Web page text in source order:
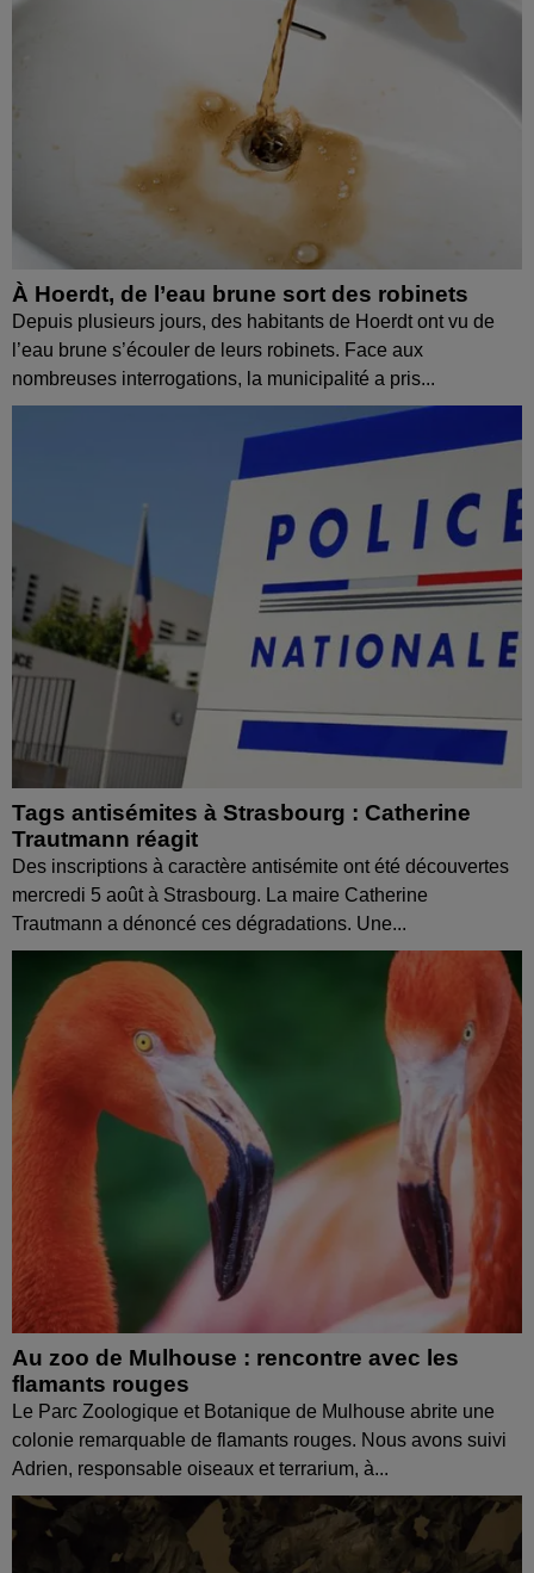
À Hoerdt, de l’eau brune sort des robinets
Depuis plusieurs jours, des habitants de Hoerdt ont vu de
l’eau brune s’écouler de leurs robinets. Face aux
nombreuses interrogations, la municipalité a pris...
Tags antisémites à Strasbourg : Catherine
Trautmann réagit
Des inscriptions à caractère antisémite ont été découvertes
mercredi 5 août à Strasbourg. La maire Catherine
Trautmann a dénoncé ces dégradations. Une...
Au zoo de Mulhouse : rencontre avec les
flamants rouges
Le Parc Zoologique et Botanique de Mulhouse abrite une
colonie remarquable de flamants rouges. Nous avons suivi
Adrien, responsable oiseaux et terrarium, à...